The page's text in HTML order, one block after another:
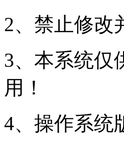
2、禁止修改
3、本系统仅
用！
4、操作系统